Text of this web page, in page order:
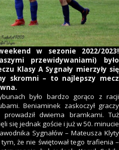
w sezonie 2022/2023!
przewidywaniami) było
Klasy A Sygnały mierzyły się
skromni – to najlepszy mecz
było bardzo gorąco z racji
Beniaminek zaskoczył graczy
dwiema bramkami. Tuż
się jednak goście i już w 50. minucie
Sygnałów – Mateusza Klyty
że nie świętował tego trafienia –